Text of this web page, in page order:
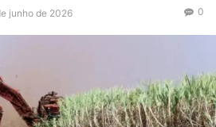
junho de 2026 0